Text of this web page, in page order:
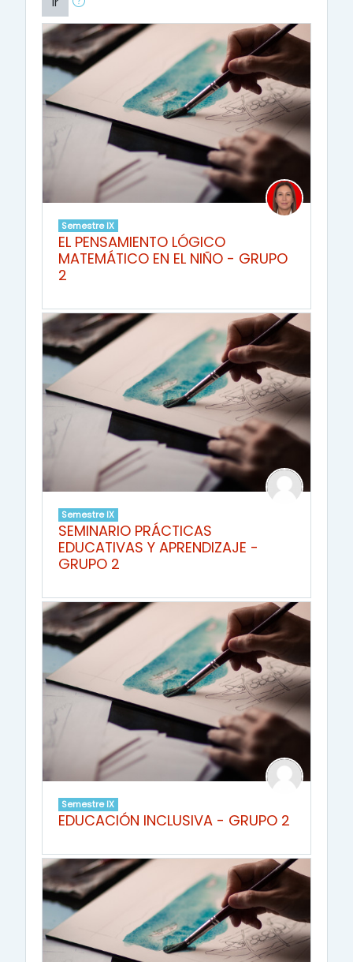
Semestre IX
EL PENSAMIENTO LÓGICO
MATEMÁTICO EN EL NIÑO - GRUPO
2
Semestre IX
SEMINARIO PRÁCTICAS
EDUCATIVAS Y APRENDIZAJE -
GRUPO 2
Semestre IX
EDUCACIÓN INCLUSIVA - GRUPO 2